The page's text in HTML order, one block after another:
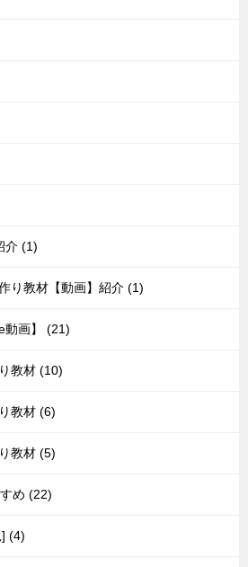
介 (1)
り教材【動画】紹介 (1)
動画】 (21)
教材 (10)
教材 (6)
教材 (5)
め (22)
(4)